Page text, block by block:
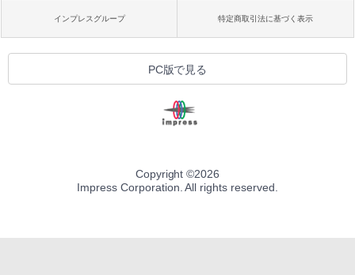
インプレスグループ 特定商取引法に基づく表示
PC版で見る
Copyright ©2026
Impress Corporation. All rights reserved.